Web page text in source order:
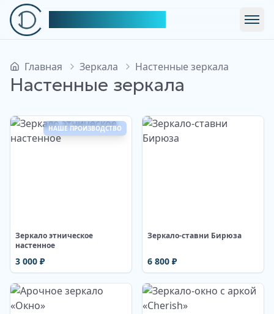
Главная Зеркала Настенные зеркала
Настенные зеркала
НАШЕ ПРОИЗВОДСТВО
Зеркало этническое
настенное
3 000 ₽
Зеркало-ставни Бирюза
6 800 ₽